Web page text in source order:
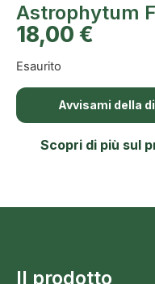
Astrophytum
18,00 €
Esaurito
Avvisami della
Scopri di più sul
Il prodotto